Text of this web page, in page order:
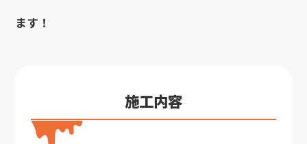
ます！
施工内容